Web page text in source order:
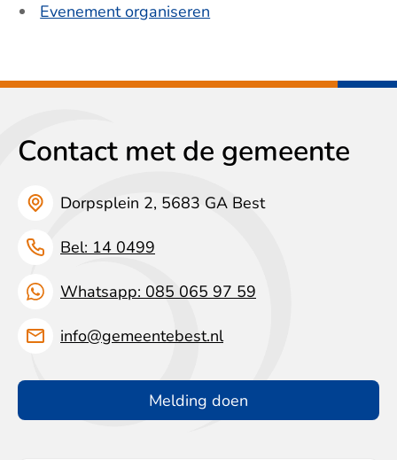
Evenement organiseren
Contact met de gemeente
Dorpsplein 2, 5683 GA Best
Bel: 14 0499
Whatsapp: 085 065 97 59
info@gemeentebest.nl
Melding doen